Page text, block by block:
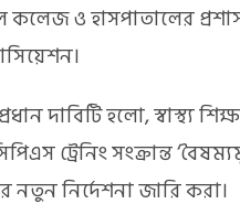
ও হাসপাতালের
দাবিটি হলো, স্বাস্থ্য
ট্রেনিং সংক্রান্ত
নির্দেশনা জারি করা।